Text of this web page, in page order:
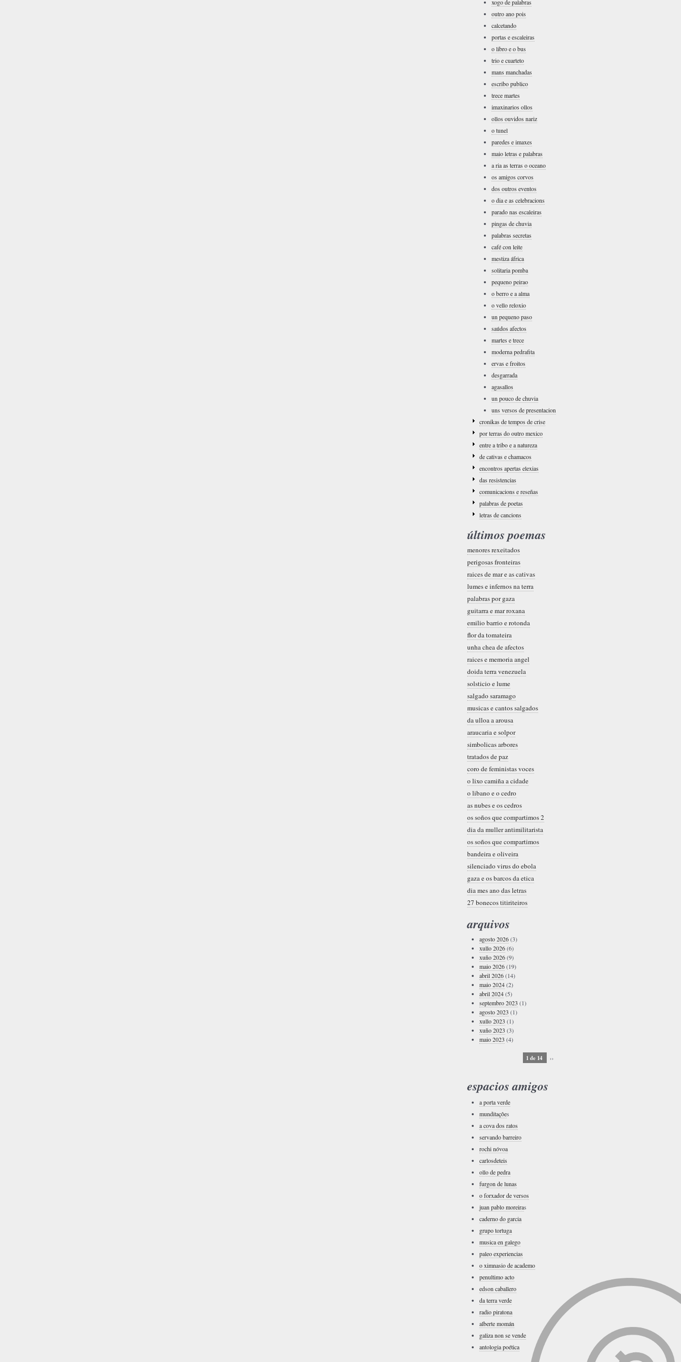
xogo de palabras
outro ano pois
calcetando
portas e escaleiras
o libro e o bus
trio e cuarteto
mans manchadas
escribo publico
trece martes
imaxinarios ollos
ollos ouvidos nariz
o tunel
paredes e imaxes
maio letras e palabras
a ria as terras o oceano
os amigos corvos
dos outros eventos
o dia e as celebracions
parado nas escaleiras
pingas de chuvia
palabras secretas
café con leite
mestiza áfrica
solitaria pomba
pequeno peirao
o berro e a alma
o vello reloxio
un pequeno paso
saúdos afectos
martes e trece
moderna pedrafita
ervas e froitos
desgarrada
agasallos
un pouco de chuvia
uns versos de presentacion
cronikas de tempos de crise
por terras do outro mexico
entre a tribo e a natureza
de cativas e chamacos
encontros apertas elexias
das resistencias
comunicacions e reseñas
palabras de poetas
letras de cancions
últimos poemas
menores rexeitados
perigosas fronteiras
raices de mar e as cativas
lumes e infernos na terra
palabras por gaza
guitarra e mar roxana
emilio barrio e rotonda
flor da tomateira
unha chea de afectos
raices e memoria angel
doida terra venezuela
solsticio e lume
salgado saramago
musicas e cantos salgados
da ulloa a arousa
araucaria e solpor
simbolicas arbores
tratados de paz
coro de feministas voces
o lixo camiña a cidade
o libano e o cedro
as nubes e os cedros
os soños que compartimos 2
dia da muller antimilitarista
os soños que compartimos
bandeira e oliveira
silenciado virus do ebola
gaza e os barcos da etica
dia mes ano das letras
27 bonecos titiriteiros
arquivos
agosto 2026(3)
xullo 2026(6)
xuño 2026(9)
maio 2026(19)
abril 2026(14)
maio 2024(2)
abril 2024(5)
septembro 2023 (1)
agosto 2023 (1)
xullo 2023 (1)
xuño 2023 (3)
maio 2023 (4)
1 de 14 ››
espacios amigos
a porta verde
munditaçôes
a cova dos ratos
servando barreiro
rochi nóvoa
carlosdeteis
ollo de pedra
furgon de lunas
o forxador de versos
juan pablo moreiras
caderno do garcia
grupo tortuga
musica en galego
paleo experiencias
o ximnasio de academo
penultimo acto
edson caballero
da terra verde
radio piratona
alberte momán
galiza non se vende
antologia poética